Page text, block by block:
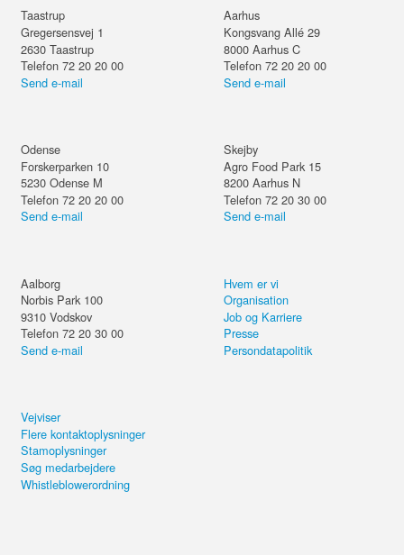
Taastrup
Gregersensvej 1
2630 Taastrup
Telefon 72 20 20 00
Send e-mail
Aarhus
Kongsvang Allé 29
8000 Aarhus C
Telefon 72 20 20 00
Send e-mail
Odense
Forskerparken 10
5230 Odense M
Telefon 72 20 20 00
Send e-mail
Skejby
Agro Food Park 15
8200 Aarhus N
Telefon 72 20 30 00
Send e-mail
Aalborg
Norbis Park 100
9310 Vodskov
Telefon 72 20 30 00
Send e-mail
Hvem er vi
Organisation
Job og Karriere
Presse
Persondatapolitik
Vejviser
Flere kontaktoplysninger
Stamoplysninger
Søg medarbejdere
Whistleblowerordning